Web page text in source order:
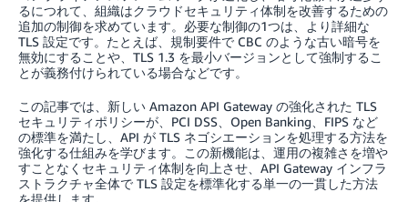
るにつれて、組織はクラウドセキュリティ体制を改善するための
追加の制御を求めています。必要な制御の1つは、より詳細な
TLS 設定です。たとえば、規制要件で CBC のような古い暗号を
無効にすることや、TLS 1.3 を最小バージョンとして強制するこ
とが義務付けられている場合などです。
この記事では、新しい Amazon API Gateway の強化された TLS
セキュリティポリシーが、PCI DSS、Open Banking、FIPS など
の標準を満たし、API が TLS ネゴシエーションを処理する方法を
強化する仕組みを学びます。この新機能は、運用の複雑さを増や
すことなくセキュリティ体制を向上させ、API Gateway インフラ
ストラクチャ全体で TLS 設定を標準化する単一の一貫した方法